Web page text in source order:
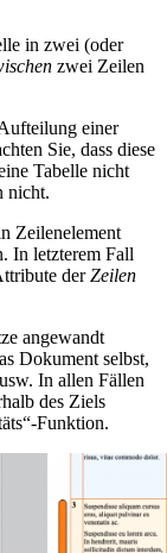
in zwei (oder
zwei Zeilen
einer
Sie, dass diese
Tabelle nicht
nicht.
Zeilenelement
In letzterem Fall
derZeilen
angewandt
Dokument selbst,
In allen Fällen
des Ziels
Funktion.